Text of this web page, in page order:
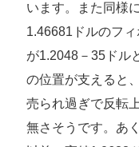
います。また同様
1.46681ドルのフ
が1.2048－35ドル
の位置が支えると
売られ過ぎで反転
無さそうです。あ